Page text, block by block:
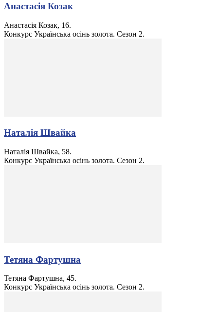
Анастасія Козак
Анастасія Козак, 16.
Конкурс Українська осінь золота. Сезон 2.
Наталія Швайка
Наталія Швайка, 58.
Конкурс Українська осінь золота. Сезон 2.
Тетяна Фартушна
Тетяна Фартушна, 45.
Конкурс Українська осінь золота. Сезон 2.